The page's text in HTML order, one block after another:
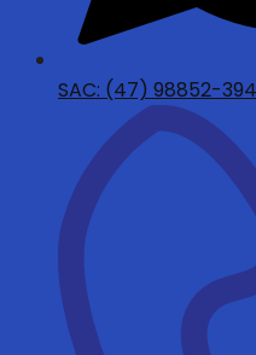
SAC: (47) 98852-